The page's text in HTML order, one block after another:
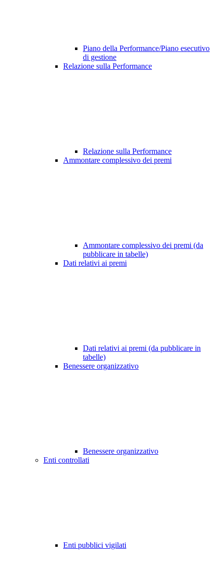
Piano della Performance/Piano esecutivo
di gestione
Relazione sulla Performance
Relazione sulla Performance
Ammontare complessivo dei premi
Ammontare complessivo dei premi (da
pubblicare in tabelle)
Dati relativi ai premi
Dati relativi ai premi (da pubblicare in
tabelle)
Benessere organizzativo
Benessere organizzativo
Enti controllati
Enti pubblici vigilati